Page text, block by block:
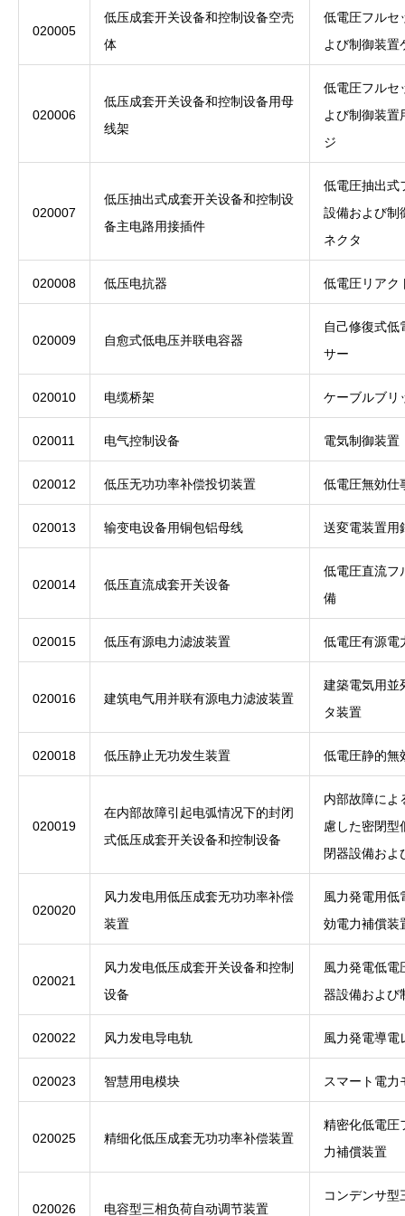
020005
低压成套开关设备和控制设备空壳
体
低電圧フルセ
よび制御装置
020006
低压成套开关设备和控制设备用母
线架
低電圧フルセ
よび制御装置
ジ
020007
低压抽出式成套开关设备和控制设
备主电路用接插件
低電圧抽出式
設備および制
ネクタ
020008 低压电抗器 低電圧リアク
020009 自愈式低电压并联电容器
自己修復式低
サー
020010 电缆桥架 ケーブルブリ
020011 电气控制设备 電気制御装置
020012 低压无功功率补偿投切装置 低電圧無効仕
020013 输变电设备用铜包铝母线 送変電装置用
020014 低压直流成套开关设备
低電圧直流フ
備
020015 低压有源电力滤波装置 低電圧有源電
020016 建筑电气用并联有源电力滤波装置
建築電気用並
タ装置
020018 低压静止无功发生装置 低電圧静的無
020019
在内部故障引起电弧情况下的封闭
式低压成套开关设备和控制设备
内部故障によ
慮した密閉型
閉器設備およ
020020
风力发电用低压成套无功功率补偿
装置
風力発電用低
効電力補償装
020021
风力发电低压成套开关设备和控制
设备
風力発電低電
器設備および
020022 风力发电导电轨 風力発電導電
020023 智慧用电模块 スマート電力
020025 精细化低压成套无功功率补偿装置
精密化低電圧
力補償装置
020026 电容型三相负荷自动调节装置
コンデンサ型